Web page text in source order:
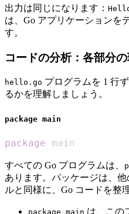
出力は同じになります：
は、Go アプリケーションを
す。
コードの分析：各部分
hello.go プログラムを 1 行
るかを理解しましょう。
package main
package main
すべての Go プログラムは、
あります。パッケージは、
ルと同様に、Go コードを整
package main は、この